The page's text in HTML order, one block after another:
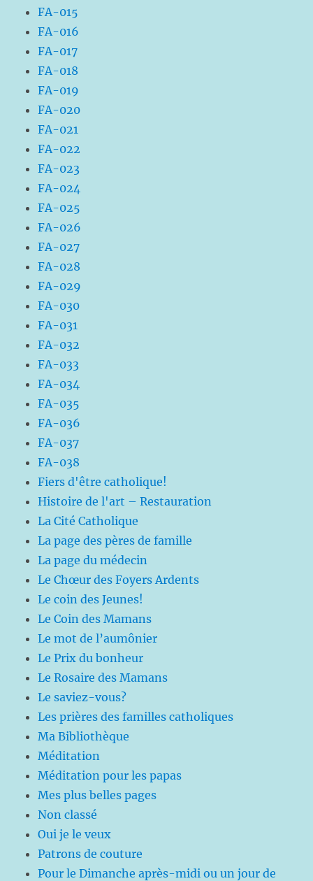
FA-015
FA-016
FA-017
FA-018
FA-019
FA-020
FA-021
FA-022
FA-023
FA-024
FA-025
FA-026
FA-027
FA-028
FA-029
FA-030
FA-031
FA-032
FA-033
FA-034
FA-035
FA-036
FA-037
FA-038
Fiers d'être catholique!
Histoire de l'art – Restauration
La Cité Catholique
La page des pères de famille
La page du médecin
Le Chœur des Foyers Ardents
Le coin des Jeunes!
Le Coin des Mamans
Le mot de l’aumônier
Le Prix du bonheur
Le Rosaire des Mamans
Le saviez-vous?
Les prières des familles catholiques
Ma Bibliothèque
Méditation
Méditation pour les papas
Mes plus belles pages
Non classé
Oui je le veux
Patrons de couture
Pour le Dimanche après-midi ou un jour de